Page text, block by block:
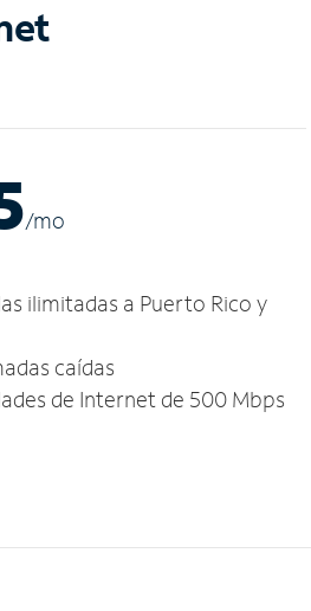
/mo
ilimitadas a Puerto Rico y
caídas
de Internet de 500 Mbps